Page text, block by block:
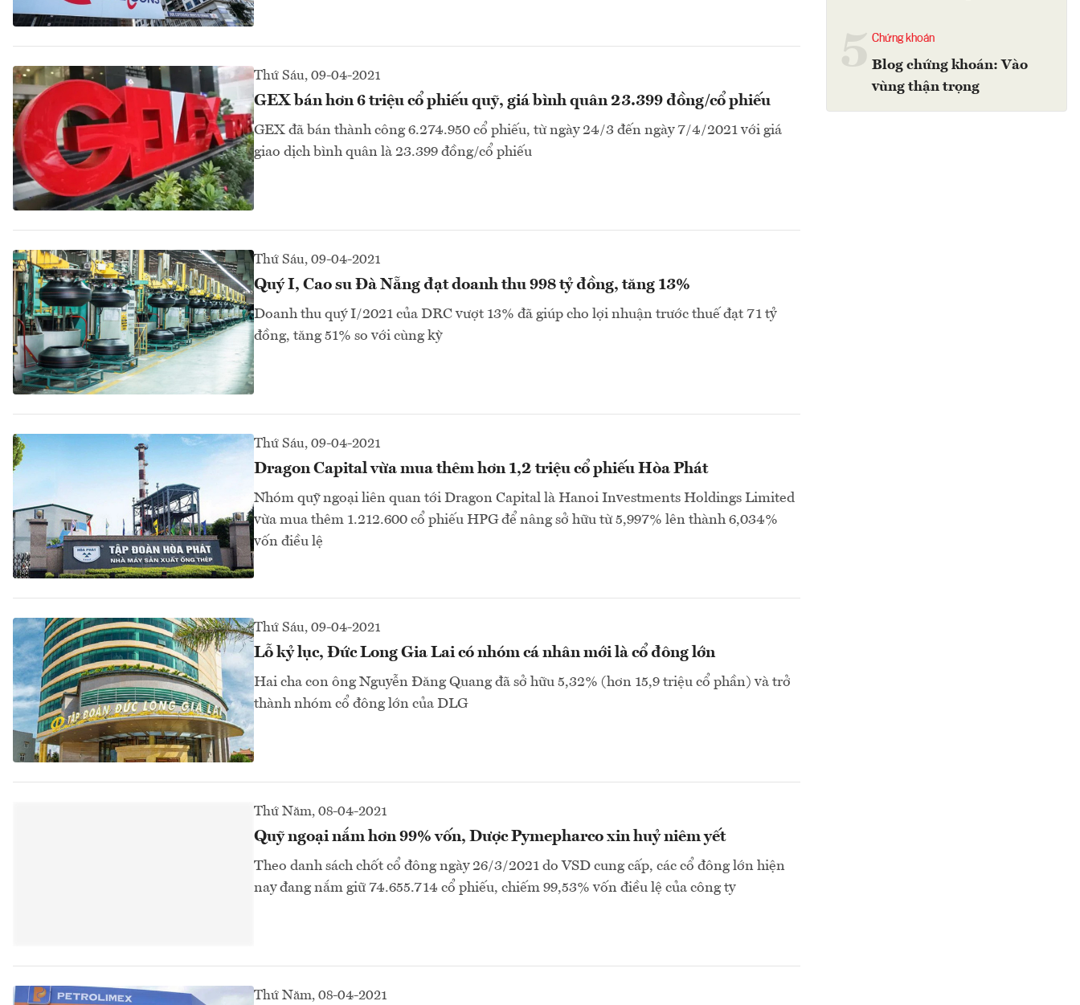
Thứ Sáu, 09-04-2021
GEX bán hơn 6 triệu cổ phiếu quỹ, giá bình quân 23.399 đồng/cổ phiếu
GEX đã bán thành công 6.274.950 cổ phiếu, từ ngày 24/3 đến ngày 7/4/2021 với giá
giao dịch bình quân là 23.399 đồng/cổ phiếu
Thứ Sáu, 09-04-2021
Quý I, Cao su Đà Nẵng đạt doanh thu 998 tỷ đồng, tăng 13%
Doanh thu quý I/2021 của DRC vượt 13% đã giúp cho lợi nhuận trước thuế đạt 71 tỷ
đồng, tăng 51% so với cùng kỳ
Thứ Sáu, 09-04-2021
Dragon Capital vừa mua thêm hơn 1,2 triệu cổ phiếu Hòa Phát
Nhóm quỹ ngoại liên quan tới Dragon Capital là Hanoi Investments Holdings Limited
vừa mua thêm 1.212.600 cổ phiếu HPG để nâng sở hữu từ 5,997% lên thành 6,034%
vốn điều lệ
Thứ Sáu, 09-04-2021
Lỗ kỷ lục, Đức Long Gia Lai có nhóm cá nhân mới là cổ đông lớn
Hai cha con ông Nguyễn Đăng Quang đã sở hữu 5,32% (hơn 15,9 triệu cổ phần) và trở
thành nhóm cổ đông lớn của DLG
Thứ Năm, 08-04-2021
Quỹ ngoại nắm hơn 99% vốn, Dược Pymepharco xin huỷ niêm yết
Theo danh sách chốt cổ đông ngày 26/3/2021 do VSD cung cấp, các cổ đông lớn hiện
nay đang nắm giữ 74.655.714 cổ phiếu, chiếm 99,53% vốn điều lệ của công ty
Thứ Năm, 08-04-2021
Chứng khoán
Blog chứng khoán: Vào
vùng thận trọng